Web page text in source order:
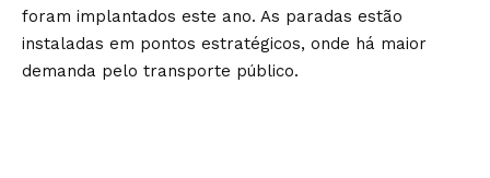
foram implantados este ano. As paradas estão
instaladas em pontos estratégicos, onde há maior
demanda pelo transporte público.